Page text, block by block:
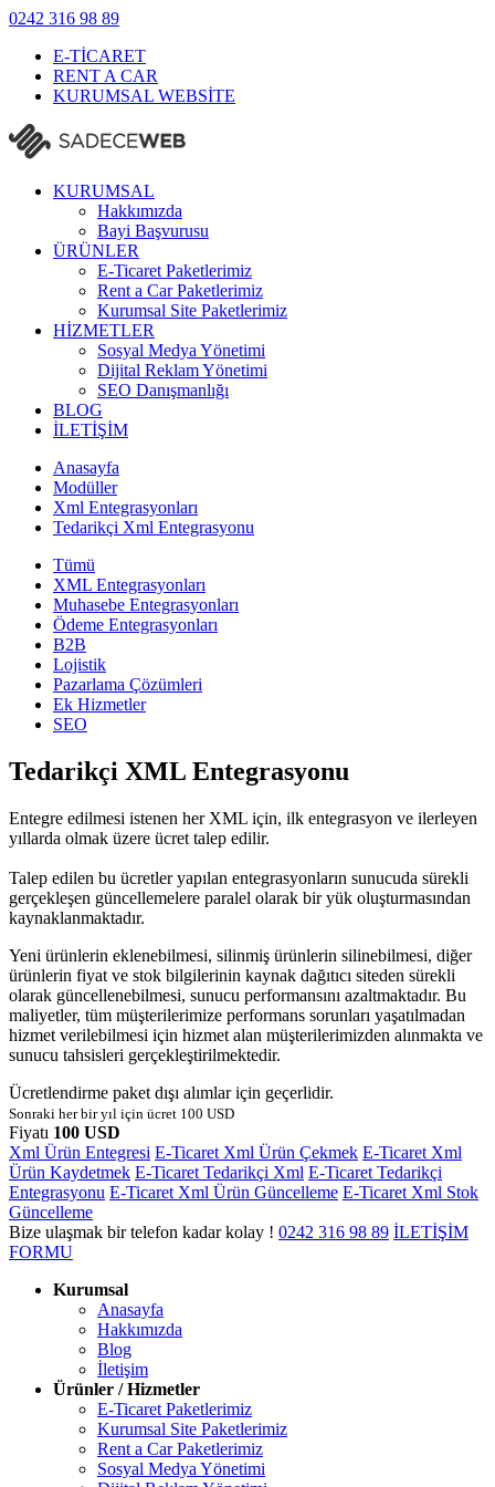
0242 316 98 89
E-TİCARET
RENT A CAR
KURUMSAL WEBSİTE
KURUMSAL
Hakkımızda
Bayi Başvurusu
ÜRÜNLER
E-Ticaret Paketlerimiz
Rent a Car Paketlerimiz
Kurumsal Site Paketlerimiz
HİZMETLER
Sosyal Medya Yönetimi
Dijital Reklam Yönetimi
SEO Danışmanlığı
BLOG
İLETİŞİM
Anasayfa
Modüller
Xml Entegrasyonları
Tedarikçi Xml Entegrasyonu
Tümü
XML Entegrasyonları
Muhasebe Entegrasyonları
Ödeme Entegrasyonları
B2B
Lojistik
Pazarlama Çözümleri
Ek Hizmetler
SEO
Tedarikçi XML Entegrasyonu
Entegre edilmesi istenen her XML için, ilk entegrasyon ve ilerleyen
yıllarda olmak üzere ücret talep edilir.
Talep edilen bu ücretler yapılan entegrasyonların sunucuda sürekli
gerçekleşen güncellemelere paralel olarak bir yük oluşturmasından
kaynaklanmaktadır.
Yeni ürünlerin eklenebilmesi, silinmiş ürünlerin silinebilmesi, diğer
ürünlerin fiyat ve stok bilgilerinin kaynak dağıtıcı siteden sürekli
olarak güncellenebilmesi, sunucu performansını azaltmaktadır. Bu
maliyetler, tüm müşterilerimize performans sorunları yaşatılmadan
hizmet verilebilmesi için hizmet alan müşterilerimizden alınmakta ve
sunucu tahsisleri gerçekleştirilmektedir.
Ücretlendirme paket dışı alımlar için geçerlidir.
Sonraki her bir yıl için ücret 100 USD
Fiyatı 100 USD
Xml Ürün Entegresi E-Ticaret Xml Ürün Çekmek E-Ticaret Xml
Ürün Kaydetmek E-Ticaret Tedarikçi Xml E-Ticaret Tedarikçi
Entegrasyonu E-Ticaret Xml Ürün Güncelleme E-Ticaret Xml Stok
Güncelleme
Bize ulaşmak bir telefon kadar kolay ! 0242 316 98 89 İLETİŞİM
FORMU
Kurumsal
Anasayfa
Hakkımızda
Blog
İletişim
Ürünler / Hizmetler
E-Ticaret Paketlerimiz
Kurumsal Site Paketlerimiz
Rent a Car Paketlerimiz
Sosyal Medya Yönetimi